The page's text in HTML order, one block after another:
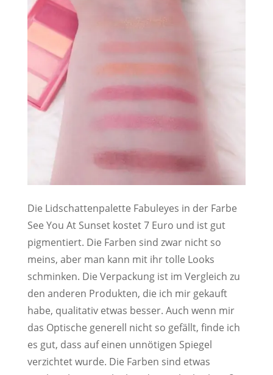
Die Lidschattenpalette Fabuleyes in der Farbe
See You At Sunset kostet 7 Euro und ist gut
pigmentiert. Die Farben sind zwar nicht so
meins, aber man kann mit ihr tolle Looks
schminken. Die Verpackung ist im Vergleich zu
den anderen Produkten, die ich mir gekauft
habe, qualitativ etwas besser. Auch wenn mir
das Optische generell nicht so gefällt, finde ich
es gut, dass auf einen unnötigen Spiegel
verzichtet wurde. Die Farben sind etwas